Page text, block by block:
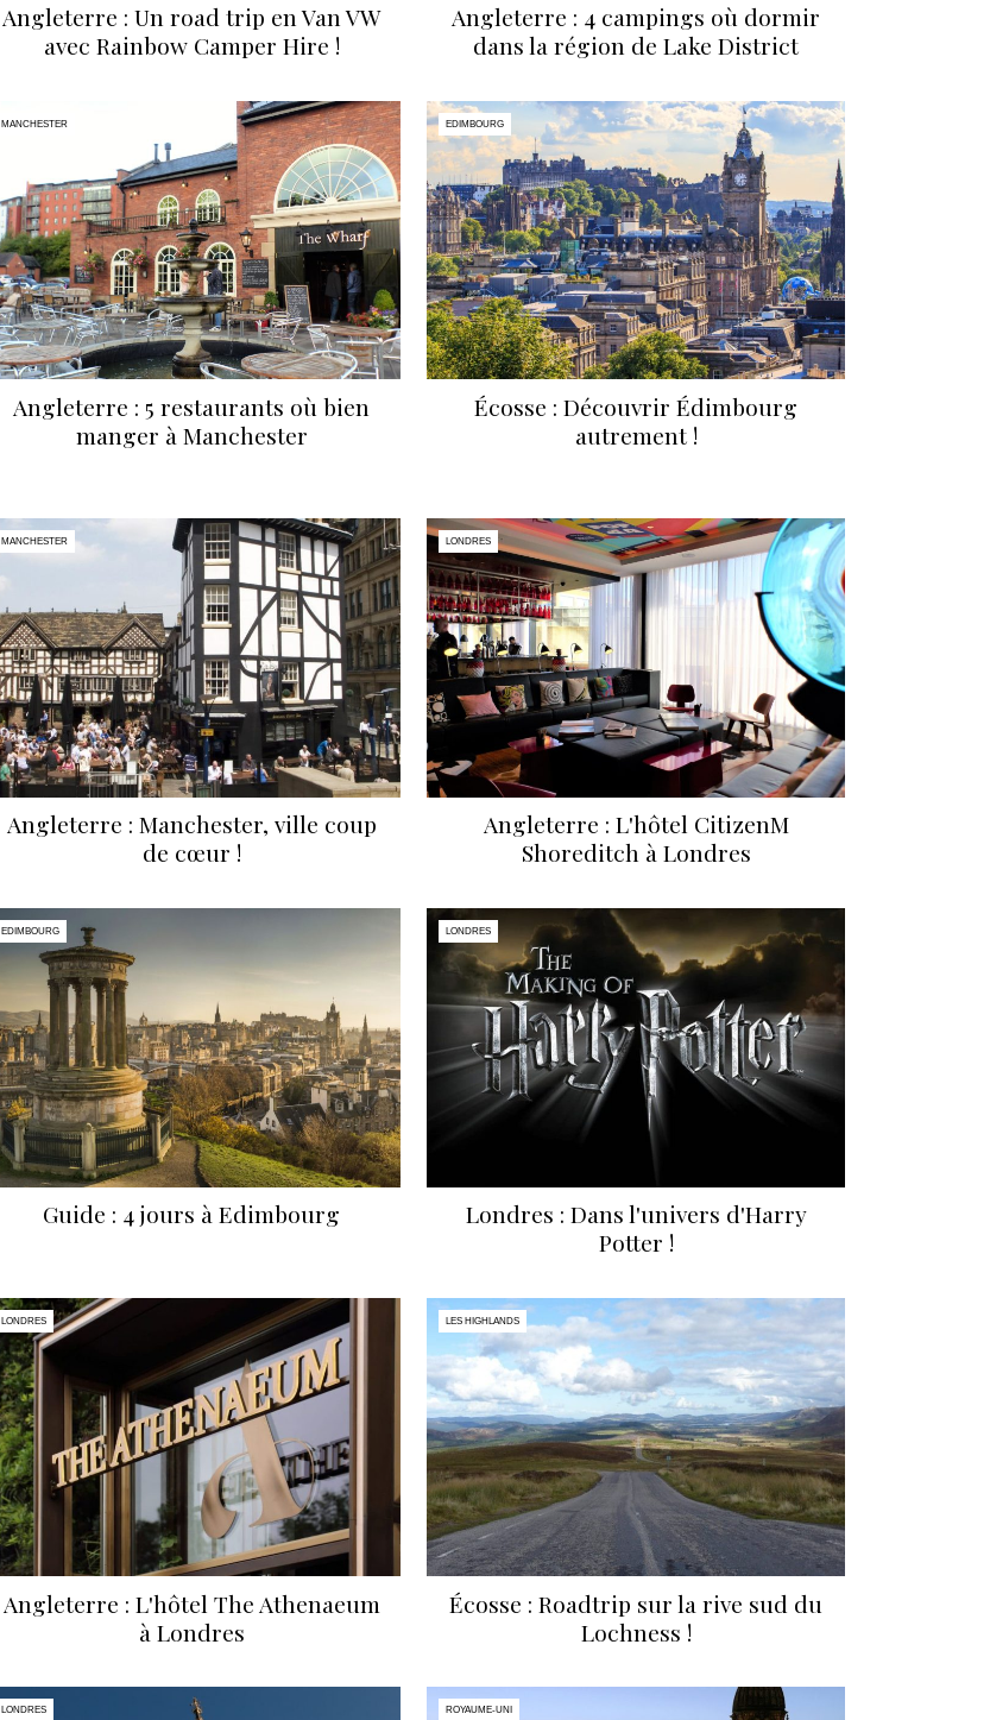
Angleterre : Un road trip en Van VW
avec Rainbow Camper Hire !
Angleterre : 4 campings où dormir
dans la région de Lake District
MANCHESTER
Angleterre : 5 restaurants où bien
manger à Manchester
EDIMBOURG
Écosse : Découvrir Édimbourg
autrement !
MANCHESTER
Angleterre : Manchester, ville coup
de cœur !
LONDRES
Angleterre : L'hôtel CitizenM
Shoreditch à Londres
EDIMBOURG
Guide : 4 jours à Edimbourg
LONDRES
Londres : Dans l'univers d'Harry
Potter !
LONDRES
Angleterre : L'hôtel The Athenaeum
à Londres
LES HIGHLANDS
Écosse : Roadtrip sur la rive sud du
Lochness !
LONDRES ROYAUME-UNI